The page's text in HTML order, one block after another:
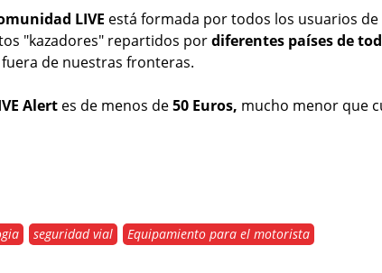
LIVE está formada por todos los usuarios de
"kazadores" repartidos pordiferentes países de
de nuestras fronteras.
Alert es de menos de50 Euros, mucho menor que
seguridad vial Equipamiento para el motorista